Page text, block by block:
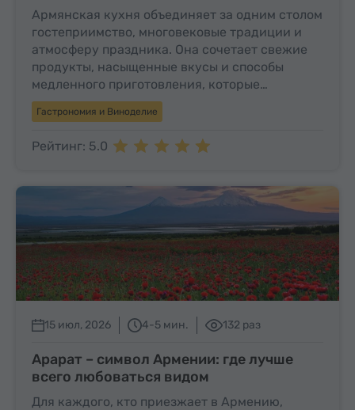
Армянская кухня объединяет за одним столом
гостеприимство, многовековые традиции и
атмосферу праздника. Она сочетает свежие
продукты, насыщенные вкусы и способы
медленного приготовления, которые…
Гастрономия и Виноделие
Рейтинг: 5.0
15 июл, 2026 4-5 мин. 132 раз
Арарат – символ Армении: где лучше
всего любоваться видом
Для каждого, кто приезжает в Армению,